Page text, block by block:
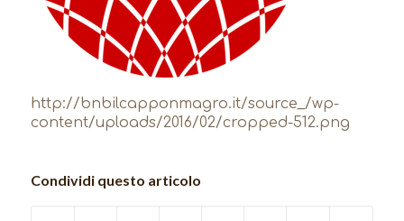
http://bnbilcapponmagro.it/source_/wp-
content/uploads/2016/02/cropped-512.png
Condividi questo articolo